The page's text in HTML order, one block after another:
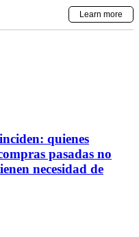
quienes
pasadas no
necesidad de